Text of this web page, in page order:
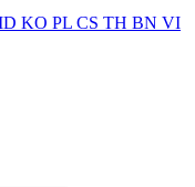
KO PL CS TH BN VI